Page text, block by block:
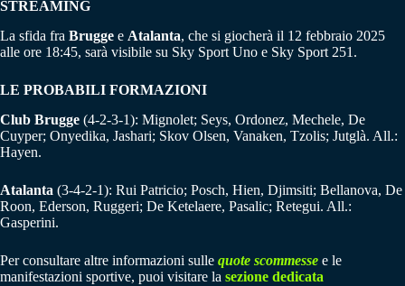
STREAMING
La sfida fra Brugge e Atalanta, che si giocherà il 12 febbraio 2025
alle ore 18:45, sarà visibile su Sky Sport Uno e Sky Sport 251.
LE PROBABILI FORMAZIONI
Club Brugge (4-2-3-1): Mignolet; Seys, Ordonez, Mechele, De
Cuyper; Onyedika, Jashari; Skov Olsen, Vanaken, Tzolis; Jutglà. All.:
Hayen.
Atalanta (3-4-2-1): Rui Patricio; Posch, Hien, Djimsiti; Bellanova, De
Roon, Ederson, Ruggeri; De Ketelaere, Pasalic; Retegui. All.:
Gasperini.
Per consultare altre informazioni sulle quote scommesse e le
manifestazioni sportive, puoi visitare la sezione dedicata